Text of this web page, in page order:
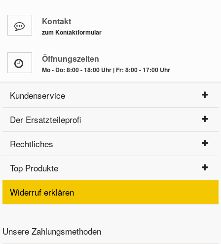
Kontakt
zum Kontaktformular
Öffnungszeiten
Mo - Do: 8:00 - 18:00 Uhr | Fr: 8:00 - 17:00 Uhr
Kundenservice
Der Ersatzteileprofi
Rechtliches
Top Produkte
Widerruf erklären
Unsere Zahlungsmethoden